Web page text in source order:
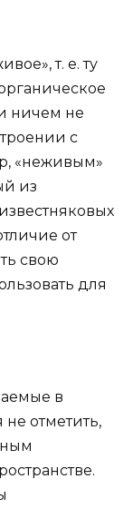
т. е. ту
ничем не
с
«неживым»
из
от
свою
для
в
не отметить,